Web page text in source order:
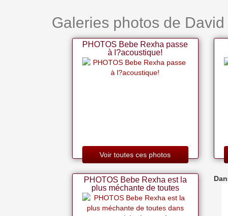
Galeries photos de
PHOTOS Bebe Rexha passe
à l?acoustique!
Voir toutes ces photos
PHOTOS Bebe Rexha est la
plus méchante de toutes
dans une mini-robe pure!